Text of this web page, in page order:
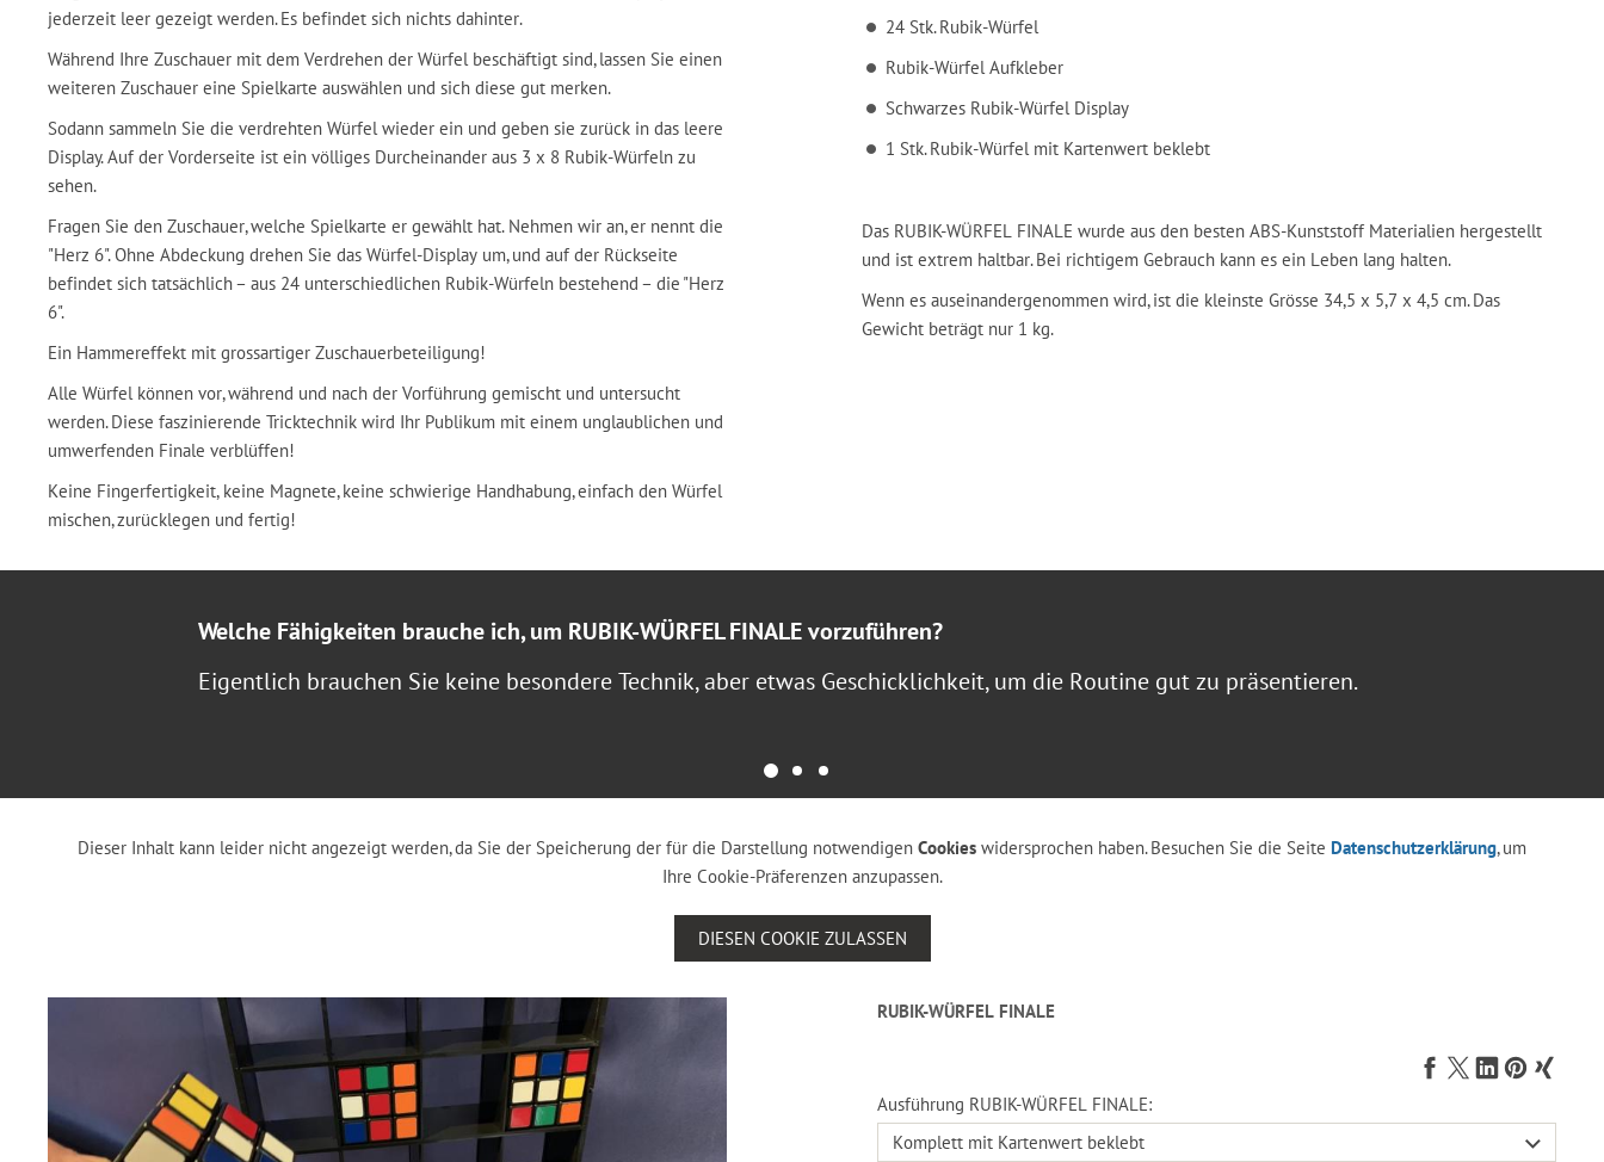
jederzeit leer gezeigt werden. Es befindet sich nichts dahinter.
Während Ihre Zuschauer mit dem Verdrehen der Würfel beschäftigt sind, lassen Sie einen
weiteren Zuschauer eine Spielkarte auswählen und sich diese gut merken.
Sodann sammeln Sie die verdrehten Würfel wieder ein und geben sie zurück in das leere
Display. Auf der Vorderseite ist ein völliges Durcheinander aus 3 x 8 Rubik-Würfeln zu
sehen.
Fragen Sie den Zuschauer, welche Spielkarte er gewählt hat. Nehmen wir an, er nennt die
"Herz 6". Ohne Abdeckung drehen Sie das Würfel-Display um, und auf der Rückseite
befindet sich tatsächlich – aus 24 unterschiedlichen Rubik-Würfeln bestehend – die "Herz
6".
Ein Hammereffekt mit grossartiger Zuschauerbeteiligung!
Alle Würfel können vor, während und nach der Vorführung gemischt und untersucht
werden. Diese faszinierende Tricktechnik wird Ihr Publikum mit einem unglaublichen und
umwerfenden Finale verblüffen!
Keine Fingerfertigkeit, keine Magnete, keine schwierige Handhabung, einfach den Würfel
mischen, zurücklegen und fertig!
24 Stk. Rubik-Würfel
Rubik-Würfel Aufkleber
Schwarzes Rubik-Würfel Display
1 Stk. Rubik-Würfel mit Kartenwert beklebt
Das RUBIK-WÜRFEL FINALE wurde aus den besten ABS-Kunststoff Materialien hergestellt
und ist extrem haltbar. Bei richtigem Gebrauch kann es ein Leben lang halten.
Wenn es auseinandergenommen wird, ist die kleinste Grösse 34,5 x 5,7 x 4,5 cm. Das
Gewicht beträgt nur 1 kg.
Welche Fähigkeiten brauche ich, um RUBIK-WÜRFEL FINALE vorzuführen?
Eigentlich brauchen Sie keine besondere Technik, aber etwas Geschicklichkeit, um die Routine gut zu präsentieren.
Dieser Inhalt kann leider nicht angezeigt werden, da Sie der Speicherung der für die Darstellung notwendigen Cookies widersprochen haben. Besuchen Sie die Seite Datenschutzerklärung, um
Ihre Cookie-Präferenzen anzupassen.
DIESEN COOKIE ZULASSEN
RUBIK-WÜRFEL FINALE
Ausführung RUBIK-WÜRFEL FINALE: